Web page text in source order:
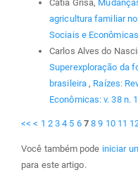
Catia Grisa,
agricultura familiar
Sociais e
Carlos Alves do
Superexploração da
brasileira , Raízes:
Econômicas: v. 38 n.
<< < 1 2 3 4 5 6 7 8 9 10 11
Você também pode iniciar
para este artigo.